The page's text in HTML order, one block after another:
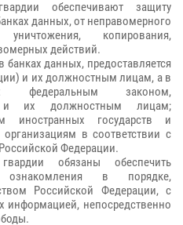
обеспечивают защиту
данных, от неправомерного
копирования,
действий.
данных, предоставляется
и их должностным лицам, а в
федеральным законом,
и их должностным лицам;
иностранных государств и
в соответствии с
Федерации.
обязаны обеспечить
ознакомления в порядке,
Российской Федерации, с
информацией, непосредственно